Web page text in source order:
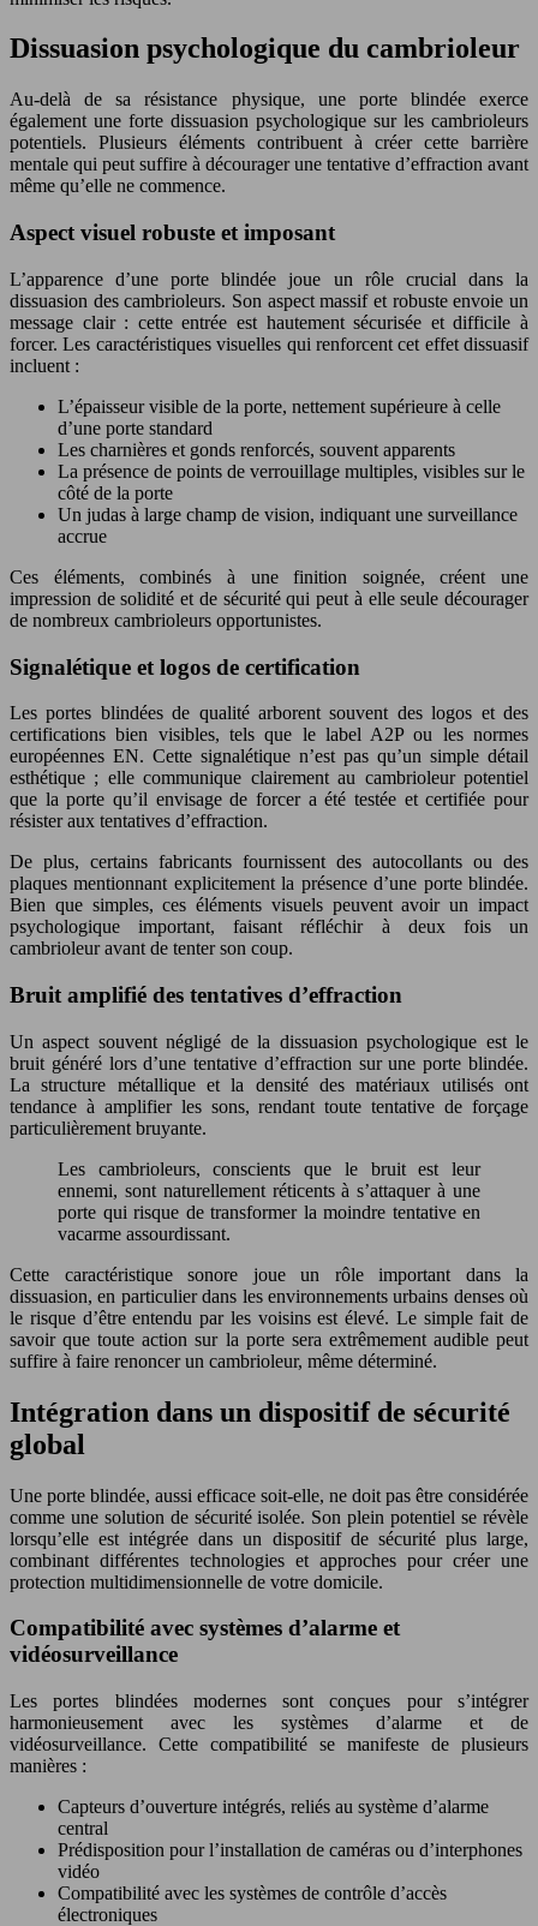
Dissuasion psychologique du cambrioleur
Au-delà de sa résistance physique, une porte blindée exerce
également une forte dissuasion psychologique sur les cambrioleurs
potentiels. Plusieurs éléments contribuent à créer cette barrière
mentale qui peut suffire à décourager une tentative d’effraction avant
même qu’elle ne commence.
Aspect visuel robuste et imposant
L’apparence d’une porte blindée joue un rôle crucial dans la
dissuasion des cambrioleurs. Son aspect massif et robuste envoie un
message clair : cette entrée est hautement sécurisée et difficile à
forcer. Les caractéristiques visuelles qui renforcent cet effet dissuasif
incluent :
L’épaisseur visible de la porte, nettement supérieure à celle
d’une porte standard
Les charnières et gonds renforcés, souvent apparents
La présence de points de verrouillage multiples, visibles sur le
côté de la porte
Un judas à large champ de vision, indiquant une surveillance
accrue
Ces éléments, combinés à une finition soignée, créent une
impression de solidité et de sécurité qui peut à elle seule décourager
de nombreux cambrioleurs opportunistes.
Signalétique et logos de certification
Les portes blindées de qualité arborent souvent des logos et des
certifications bien visibles, tels que le label A2P ou les normes
européennes EN. Cette signalétique n’est pas qu’un simple détail
esthétique ; elle communique clairement au cambrioleur potentiel
que la porte qu’il envisage de forcer a été testée et certifiée pour
résister aux tentatives d’effraction.
De plus, certains fabricants fournissent des autocollants ou des
plaques mentionnant explicitement la présence d’une porte blindée.
Bien que simples, ces éléments visuels peuvent avoir un impact
psychologique important, faisant réfléchir à deux fois un
cambrioleur avant de tenter son coup.
Bruit amplifié des tentatives d’effraction
Un aspect souvent négligé de la dissuasion psychologique est le
bruit généré lors d’une tentative d’effraction sur une porte blindée.
La structure métallique et la densité des matériaux utilisés ont
tendance à amplifier les sons, rendant toute tentative de forçage
particulièrement bruyante.
Les cambrioleurs, conscients que le bruit est leur
ennemi, sont naturellement réticents à s’attaquer à une
porte qui risque de transformer la moindre tentative en
vacarme assourdissant.
Cette caractéristique sonore joue un rôle important dans la
dissuasion, en particulier dans les environnements urbains denses où
le risque d’être entendu par les voisins est élevé. Le simple fait de
savoir que toute action sur la porte sera extrêmement audible peut
suffire à faire renoncer un cambrioleur, même déterminé.
Intégration dans un dispositif de sécurité
global
Une porte blindée, aussi efficace soit-elle, ne doit pas être considérée
comme une solution de sécurité isolée. Son plein potentiel se révèle
lorsqu’elle est intégrée dans un dispositif de sécurité plus large,
combinant différentes technologies et approches pour créer une
protection multidimensionnelle de votre domicile.
Compatibilité avec systèmes d’alarme et
vidéosurveillance
Les portes blindées modernes sont conçues pour s’intégrer
harmonieusement avec les systèmes d’alarme et de
vidéosurveillance. Cette compatibilité se manifeste de plusieurs
manières :
Capteurs d’ouverture intégrés, reliés au système d’alarme
central
Prédisposition pour l’installation de caméras ou d’interphones
vidéo
Compatibilité avec les systèmes de contrôle d’accès
électroniques